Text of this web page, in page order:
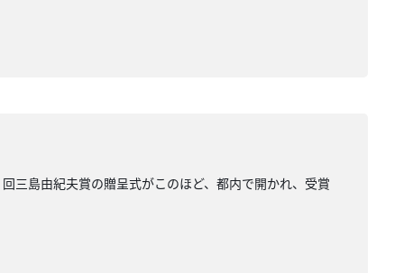
三島由紀夫賞の贈呈式がこのほど、都内で開かれ、受賞